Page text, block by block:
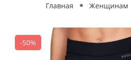
Главная Женщинам
-50%